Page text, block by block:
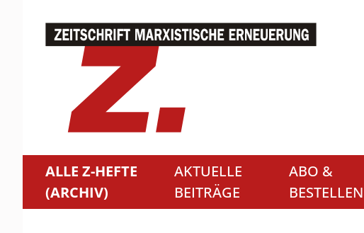
ALLE Z-HEFTE
(ARCHIV)
AKTUELLE
BEITRÄGE
ABO &
BESTELLEN